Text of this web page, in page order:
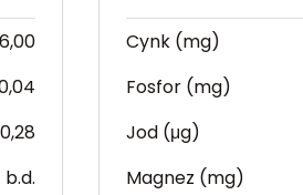
0,28
b.d.
Cynk (mg)
Fosfor (mg)
Jod (μg)
Magnez (mg)